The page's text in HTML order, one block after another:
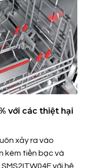
với các thiệt hại
xảy ra vào
kém tiền bạc và
với hệ